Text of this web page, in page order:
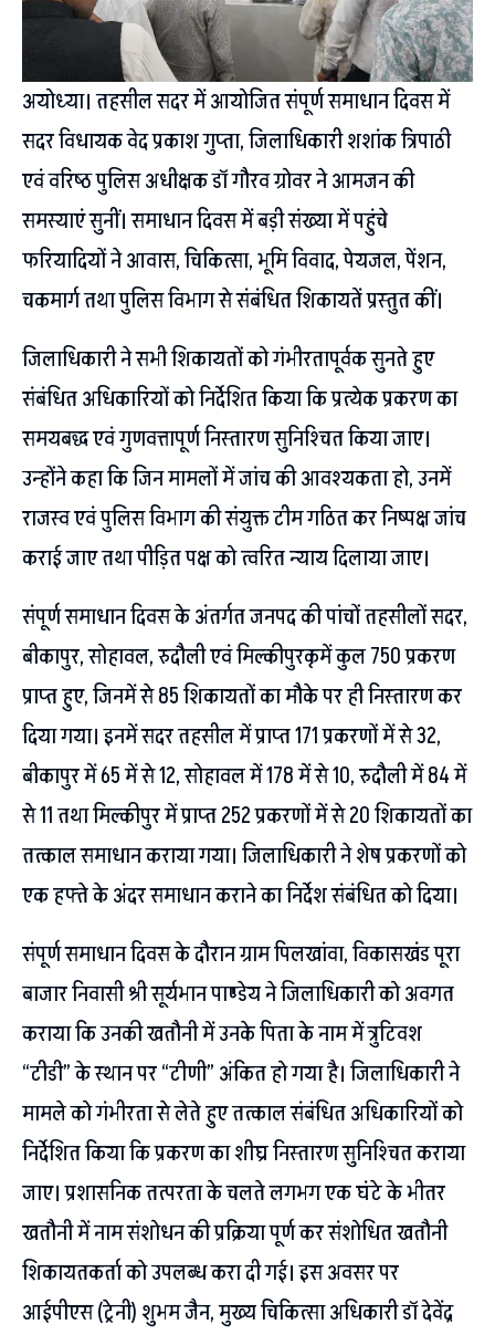
अयोध्या। तहसील सदर में आयोजित संपूर्ण समाधान दिवस में
सदर विधायक वेद प्रकाश गुप्ता, जिलाधिकारी शशांक त्रिपाठी
एवं वरिष्ठ पुलिस अधीक्षक डॉ गौरव ग्रोवर ने आमजन की
समस्याएं सुनीं। समाधान दिवस में बड़ी संख्या में पहुंचे
फरियादियों ने आवास, चिकित्सा, भूमि विवाद, पेयजल, पेंशन,
चकमार्ग तथा पुलिस विभाग से संबंधित शिकायतें प्रस्तुत कीं।
जिलाधिकारी ने सभी शिकायतों को गंभीरतापूर्वक सुनते हुए
संबंधित अधिकारियों को निर्देशित किया कि प्रत्येक प्रकरण का
समयबद्ध एवं गुणवत्तापूर्ण निस्तारण सुनिश्चित किया जाए।
उन्होंने कहा कि जिन मामलों में जांच की आवश्यकता हो, उनमें
राजस्व एवं पुलिस विभाग की संयुक्त टीम गठित कर निष्पक्ष जांच
कराई जाए तथा पीड़ित पक्ष को त्वरित न्याय दिलाया जाए।
संपूर्ण समाधान दिवस के अंतर्गत जनपद की पांचों तहसीलों सदर,
बीकापुर, सोहावल, रुदौली एवं मिल्कीपुरकृमें कुल 750 प्रकरण
प्राप्त हुए, जिनमें से 85 शिकायतों का मौके पर ही निस्तारण कर
दिया गया। इनमें सदर तहसील में प्राप्त 171 प्रकरणों में से 32,
बीकापुर में 65 में से 12, सोहावल में 178 में से 10, रुदौली में 84 में
से 11 तथा मिल्कीपुर में प्राप्त 252 प्रकरणों में से 20 शिकायतों का
तत्काल समाधान कराया गया। जिलाधिकारी ने शेष प्रकरणों को
एक हफ्ते के अंदर समाधान कराने का निर्देश संबंधित को दिया।
संपूर्ण समाधान दिवस के दौरान ग्राम पिलखांवा, विकासखंड पूरा
बाजार निवासी श्री सूर्यभान पाण्डेय ने जिलाधिकारी को अवगत
कराया कि उनकी खतौनी में उनके पिता के नाम में त्रुटिवश
“टीडी” के स्थान पर “टीणी” अंकित हो गया है। जिलाधिकारी ने
मामले को गंभीरता से लेते हुए तत्काल संबंधित अधिकारियों को
निर्देशित किया कि प्रकरण का शीघ्र निस्तारण सुनिश्चित कराया
जाए। प्रशासनिक तत्परता के चलते लगभग एक घंटे के भीतर
खतौनी में नाम संशोधन की प्रक्रिया पूर्ण कर संशोधित खतौनी
शिकायतकर्ता को उपलब्ध करा दी गई। इस अवसर पर
आईपीएस (ट्रेनी) शुभम जैन, मुख्य चिकित्सा अधिकारी डॉ देवेंद्र